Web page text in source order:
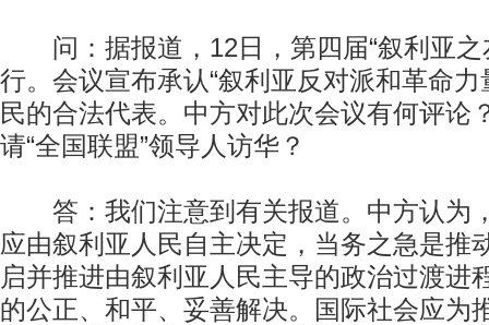
问：据报道，12日，第四届“叙利亚之
行。会议宣布承认“叙利亚反对派和革命力
民的合法代表。中方对此次会议有何评论
请“全国联盟”领导人访华？
答：我们注意到有关报道。中方认为
应由叙利亚人民自主决定，当务之急是推
启并推进由叙利亚人民主导的政治过渡进
的公正、和平、妥善解决。国际社会应为